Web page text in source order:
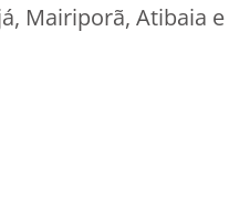
Mairiporã, Atibaia e